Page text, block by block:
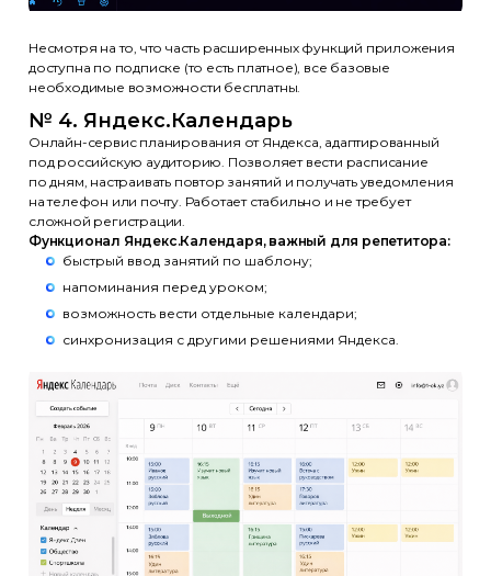
Несмотря на то, что часть расширенных функций приложения
доступна по подписке (то есть платное), все базовые
необходимые возможности бесплатны.
№ 4. Яндекс.Календарь
Онлайн-сервис планирования от Яндекса, адаптированный
под российскую аудиторию. Позволяет вести расписание
по дням, настраивать повтор занятий и получать уведомления
на телефон или почту. Работает стабильно и не требует
сложной регистрации.
Функционал Яндекс.Календаря, важный для репетитора:
быстрый ввод занятий по шаблону;
напоминания перед уроком;
возможность вести отдельные календари;
синхронизация с другими решениями Яндекса.